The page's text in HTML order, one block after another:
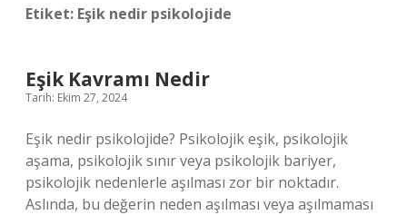
Etiket: Eşik nedir psikolojide
Eşik Kavramı Nedir
Tarih: Ekim 27, 2024
Eşik nedir psikolojide? Psikolojik eşik, psikolojik
aşama, psikolojik sınır veya psikolojik bariyer,
psikolojik nedenlerle aşılması zor bir noktadır.
Aslında, bu değerin neden aşılması veya aşılmaması